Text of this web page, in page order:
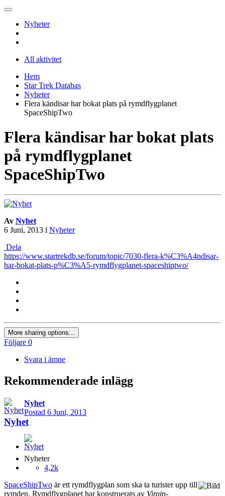
Nyheter
All aktivitet
Hem
Star Trek Databas
Nyheter
Flera kändisar har bokat plats på rymdflygplanet
SpaceShipTwo
Flera kändisar har bokat plats
på rymdflygplanet
SpaceShipTwo
Av Nyhet
6 Juni, 2013 i Nyheter
Dela
https://www.startrekdb.se/forum/topic/7030-flera-k%C3%A4ndisar-
har-bokat-plats-p%C3%A5-rymdflygplanet-spaceshiptwo/
More sharing options...
Följare 0
Svara i ämne
Rekommenderade inlägg
Nyhet
Postad 6 Juni, 2013
Nyhet
Nyheter
4,2k
SpaceShipTwo är ett rymdflygplan som ska ta turister upp till
rymden. Rymdflygplanet har konstruerats av Virgin-